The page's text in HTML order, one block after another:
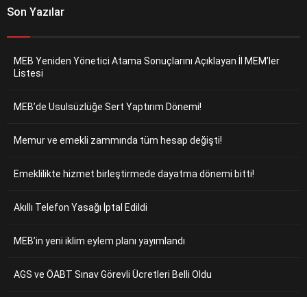
Son Yazılar
MEB Yeniden Yönetici Atama Sonuçlarını Açıklayan İl MEM’ler
Listesi
MEB’de Usulsüzlüğe Sert Yaptırım Dönemi!
Memur ve emekli zammında tüm hesap değişti!
Emeklilikte hizmet birleştirmede dayatma dönemi bitti!
Akıllı Telefon Yasağı İptal Edildi
MEB’in yeni iklim eylem planı yayımlandı
AGS ve ÖABT Sınav Görevli Ücretleri Belli Oldu